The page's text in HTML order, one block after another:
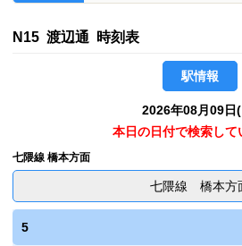
N15 渡辺通 時刻表
駅情報
2026年08月09日
本日の日付で検索して
七隈線 橋本方面
七隈線 橋本方
5